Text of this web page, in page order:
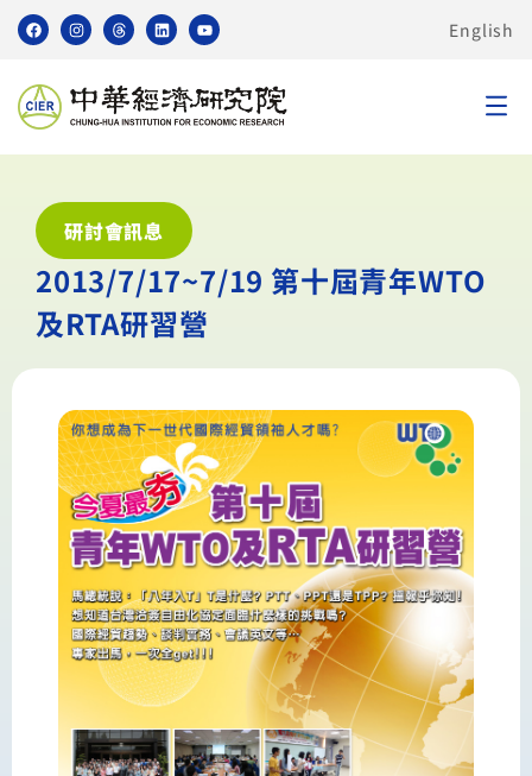
English
研討會訊息
2013/7/17~7/19 第十屆青年WTO
及RTA研習營